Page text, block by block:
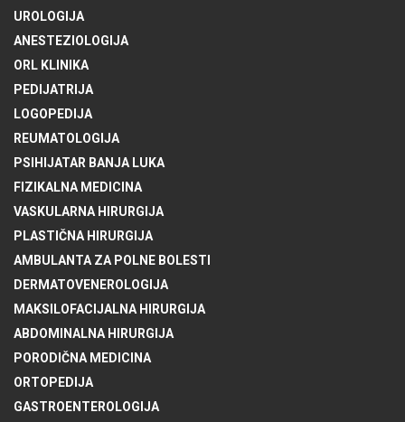
UROLOGIJA
ANESTEZIOLOGIJA
ORL KLINIKA
PEDIJATRIJA
LOGOPEDIJA
REUMATOLOGIJA
PSIHIJATAR BANJA LUKA
FIZIKALNA MEDICINA
VASKULARNA HIRURGIJA
PLASTIČNA HIRURGIJA
AMBULANTA ZA POLNE BOLESTI
DERMATOVENEROLOGIJA
MAKSILOFACIJALNA HIRURGIJA
ABDOMINALNA HIRURGIJA
PORODIČNA MEDICINA
ORTOPEDIJA
GASTROENTEROLOGIJA